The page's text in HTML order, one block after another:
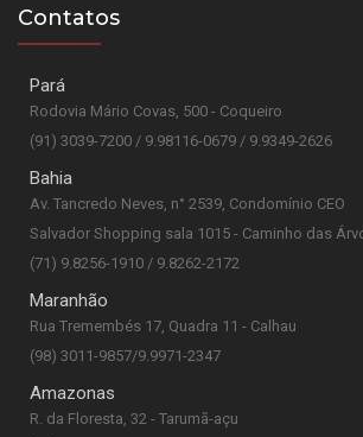
Contatos
Pará
Rodovia Mário Covas, 500 - Coqueiro
(91) 3039-7200 / 9.98116-0679 / 9.9349-2626
Bahia
Av. Tancredo Neves, n° 2539, Condomínio CEO
Salvador Shopping sala 1015 - Caminho das
(71) 9.8256-1910 / 9.8262-2172
Maranhão
Rua Tremembés 17, Quadra 11 - Calhau
(98) 3011-9857/9.9971-2347
Amazonas
R. da Floresta, 32 - Tarumã-açu